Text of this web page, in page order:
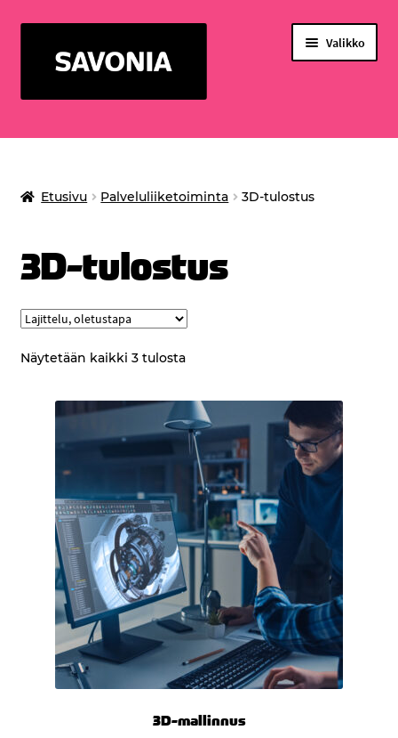
navigointiin
sisältöön
Valikko
PALVELULIIKETOIMINTA
Etusivu Palveluliiketoiminta 3D-tulostus
3D-tulostus
Näytetään kaikki 3 tulosta
3D-mallinnus